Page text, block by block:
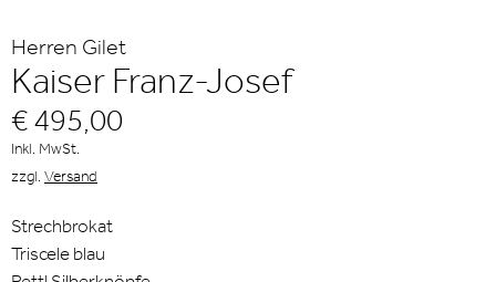
Herren Gilet
Kaiser Franz-Josef
€ 495,00
Inkl. MwSt.
zzgl. Versand
Strechbrokat
Triscele blau